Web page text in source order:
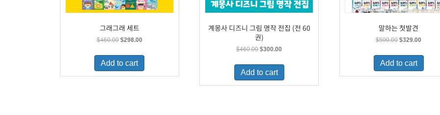
그래그래 세트
$460.00 Original
was:
$460.00.
$298.00Current
is:
Add to cart
계몽사 디즈니 그림 명작 전집 (전 60
권)
$460.00 Original
was:
$460.00.
$300.00Current
is:
Add to cart
말하는 첫발견
$500.00Original
was:
$500.00.
$329.00Current
is:
Add to cart